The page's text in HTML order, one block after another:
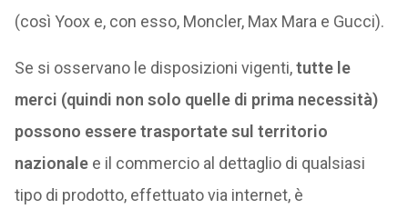
(così Yoox e, con esso, Moncler, Max Mara e Gucci).
Se si osservano le disposizioni vigenti,tutte le
merci (quindi non solo quelle di prima necessità)
possono essere trasportate sul territorio
nazionalee il commercio al dettaglio di qualsiasi
tipo di prodotto, effettuato via internet, è